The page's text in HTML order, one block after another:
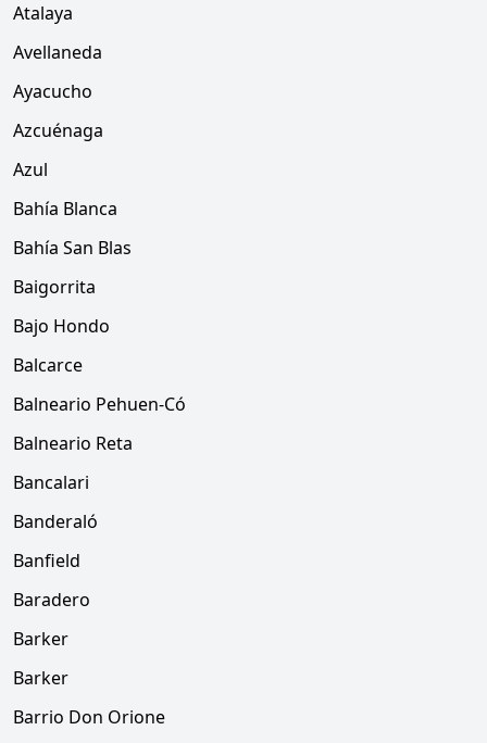
Atalaya
Avellaneda
Ayacucho
Azcuénaga
Azul
Bahía Blanca
Bahía San Blas
Baigorrita
Bajo Hondo
Balcarce
Balneario Pehuen-Có
Balneario Reta
Bancalari
Banderaló
Banfield
Baradero
Barker
Barker
Barrio Don Orione